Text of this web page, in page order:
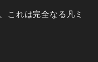
これは完全なる凡ミ